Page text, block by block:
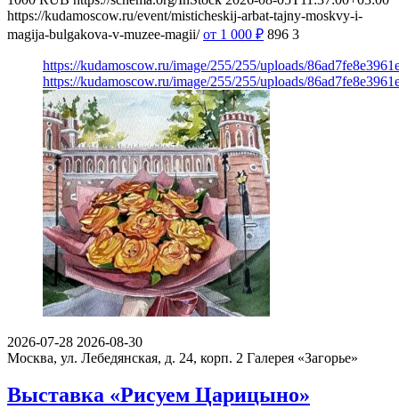
https://kudamoscow.ru/event/misticheskij-arbat-tajny-moskvy-i-
magija-bulgakova-v-muzee-magii/ от 1 000 ₽ 896 3
https://kudamoscow.ru/image/255/255/uploads/
https://kudamoscow.ru/image/255/255/uploads/
2026-07-28 2026-08-30
Москва, ул. Лебедянская, д. 24, корп. 2 Галерея «Загорье»
Выставка «Рисуем Царицыно»